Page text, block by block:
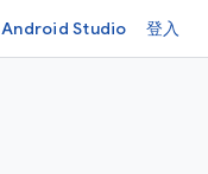
Android Studio 登入